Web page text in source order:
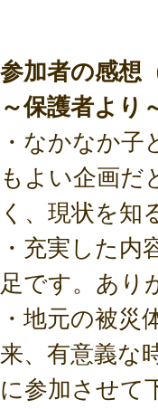
参加者の感想
～保護者より
・なかなか
もよい企画だ
く、現状を知
・充実した
足です。あり
・地元の被
来、有意義な
に参加させて